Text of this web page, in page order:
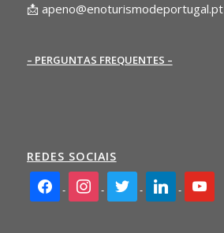
📩 apeno@enoturismodeportugal.pt
– PERGUNTAS FREQUENTES –
REDES SOCIAIS
facebook2instagramtwitter linkedin youtube